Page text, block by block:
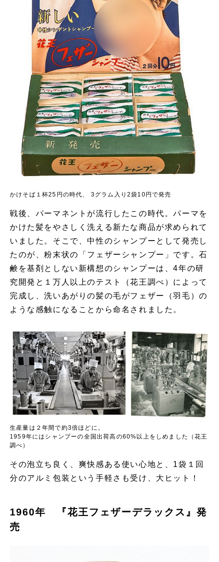
かけそば１杯25円の時代、 3グラム入り2袋10円で発売
戦後、パーマネントが流行したこの時代。パーマを
かけた髪をやさしく洗える新たな商品が求められて
いました。そこで、中性のシャンプーとして発売し
たのが、粉末状の「フェザーシャンプー」です。石
鹸を基剤としない新構想のシャンプーは、4年の研
究開発と１万人以上のテスト（花王調べ）によって
完成し、洗いあがりの髪の毛がフェザー（羽毛）の
ような感触になることから命名されました。
生産量は２年間で約3倍ほどに。
1959年にはシャンプーの全国出荷高の60%以上をしめました（花王
調べ）
その泡立ち良く、爽快感ある使い心地と、1袋１回
分のアルミ包装という手軽さも受け、大ヒット！
1960年 『花王フェザーデラックス』発
売